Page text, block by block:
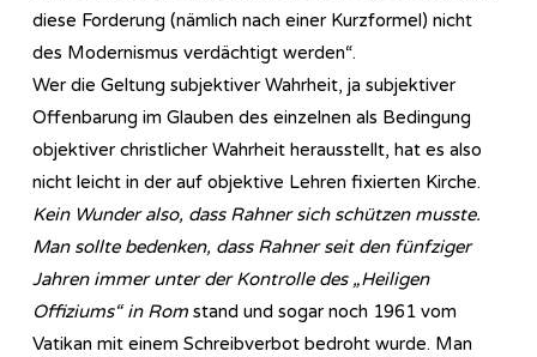
diese Forderung (nämlich nach einer Kurzformel) nicht
des Modernismus verdächtigt werden“.
Wer die Geltung subjektiver Wahrheit, ja subjektiver
Offenbarung im Glauben des einzelnen als Bedingung
objektiver christlicher Wahrheit herausstellt, hat es also
nicht leicht in der auf objektive Lehren fixierten Kirche.
Kein Wunder also, dass Rahner sich schützen musste.
Man sollte bedenken, dass Rahner seit den fünfziger
Jahren immer unter der Kontrolle des „Heiligen
Offiziums“ in Rom stand und sogar noch 1961 vom
Vatikan mit einem Schreibverbot bedroht wurde. Man